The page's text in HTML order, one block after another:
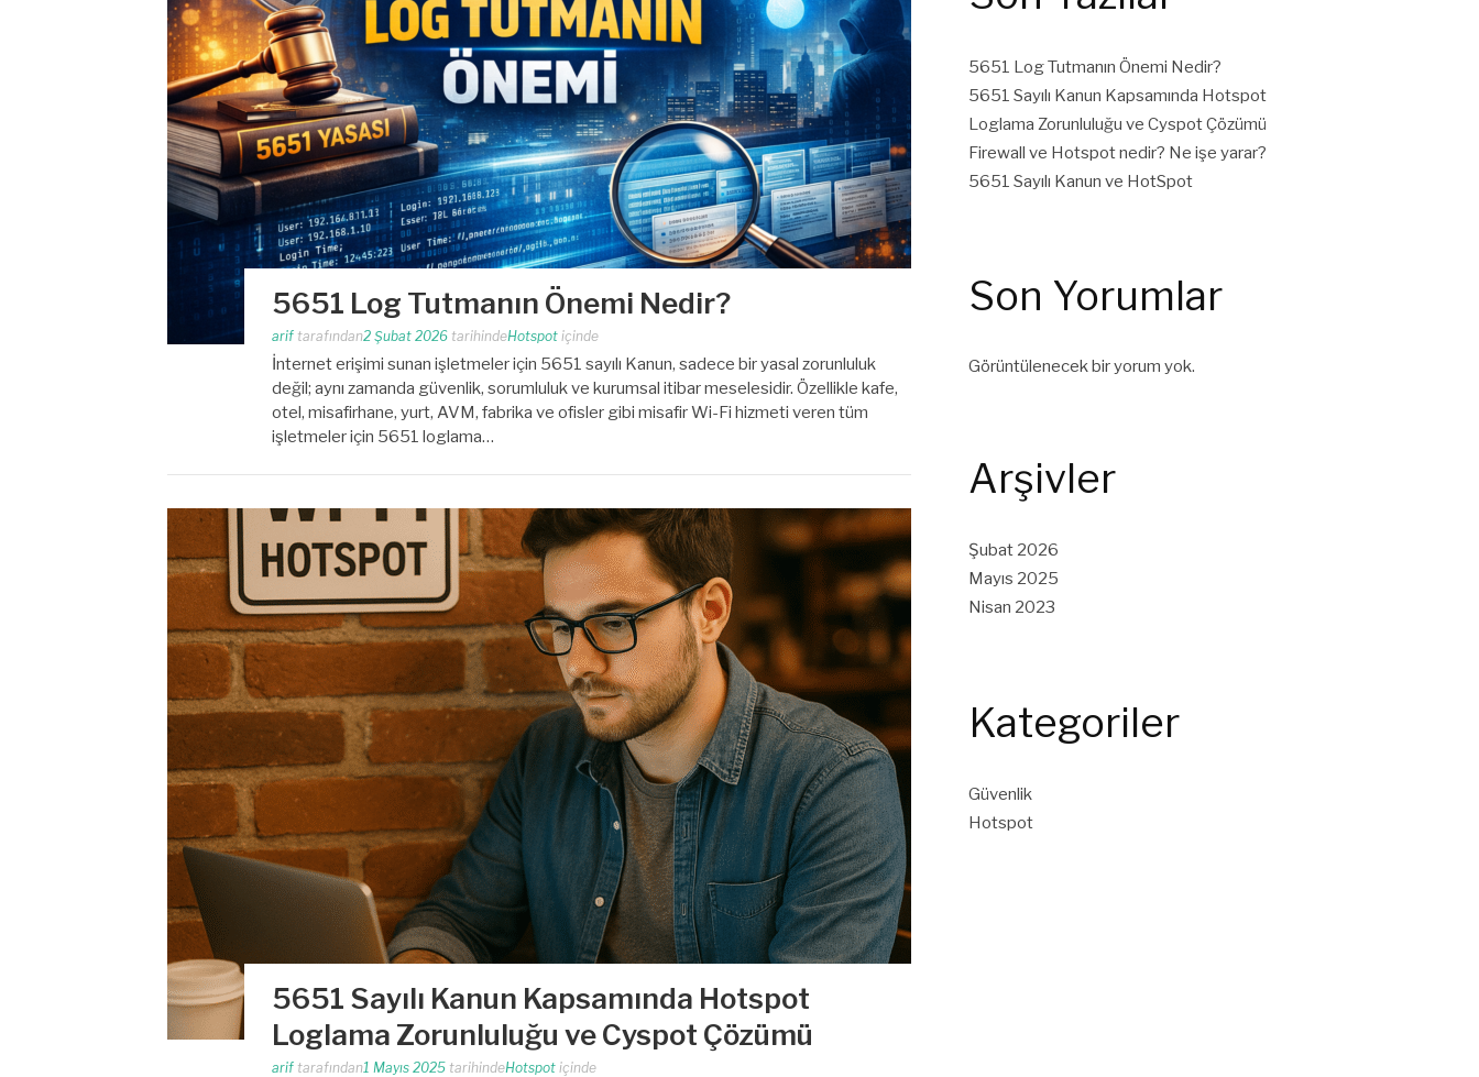
5651 Log Tutmanın Önemi Nedir?
arif tarafından2 Şubat 2026 tarihindeHotspot içinde
İnternet erişimi sunan işletmeler için 5651 sayılı Kanun, sadece bir yasal zorunluluk
değil; aynı zamanda güvenlik, sorumluluk ve kurumsal itibar meselesidir. Özellikle kafe,
otel, misafirhane, yurt, AVM, fabrika ve ofisler gibi misafir Wi-Fi hizmeti veren tüm
işletmeler için 5651 loglama…
5651 Sayılı Kanun Kapsamında Hotspot
Loglama Zorunluluğu ve Cyspot Çözümü
arif tarafından1 Mayıs 2025 tarihindeHotspot içinde
5651 Log Tutmanın Önemi Nedir?
5651 Sayılı Kanun Kapsamında Hotspot
Loglama Zorunluluğu ve Cyspot Çözümü
Firewall ve Hotspot nedir? Ne işe yarar?
5651 Sayılı Kanun ve HotSpot
Son Yorumlar
Görüntülenecek bir yorum yok.
Arşivler
Şubat 2026
Mayıs 2025
Nisan 2023
Kategoriler
Güvenlik
Hotspot